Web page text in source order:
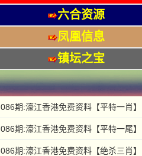
六合资源
凤凰信息
镇坛之宝
086期:濠江香港免费资料【平特一肖】
086期:濠江香港免费资料【平特一尾】
086期:濠江香港免费资料【绝杀三肖】